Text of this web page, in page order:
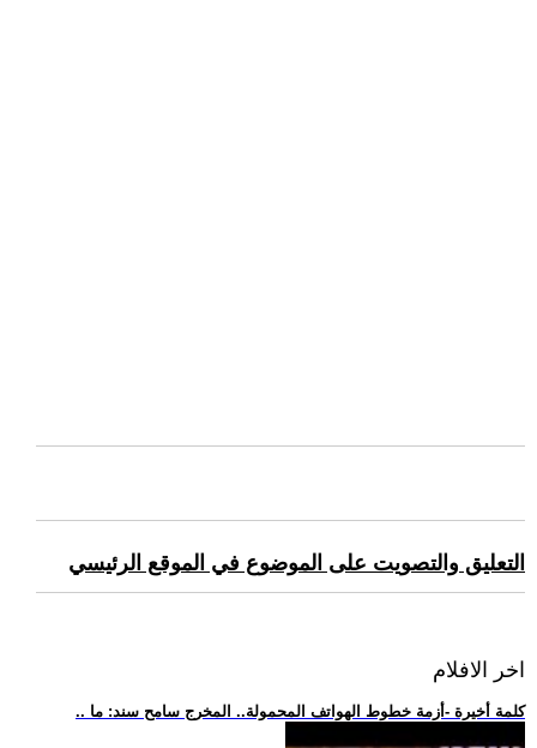
التعليق والتصويت على الموضوع في الموقع الرئيسي
اخر الافلام
.. كلمة أخيرة -أزمة خطوط الهواتف المحمولة.. المخرج سامح سند: ما